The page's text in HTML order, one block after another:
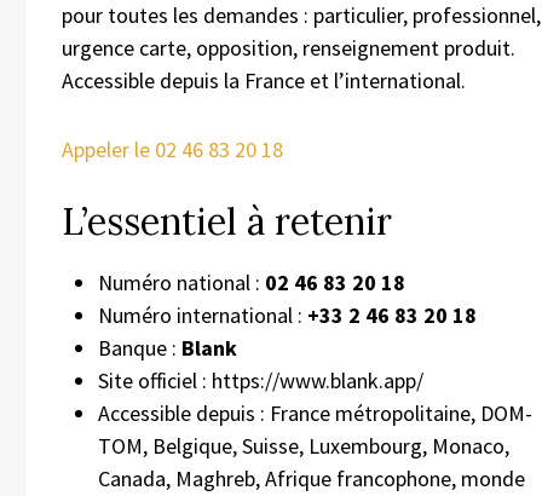
pour toutes les demandes : particulier, professionnel,
urgence carte, opposition, renseignement produit.
Accessible depuis la France et l’international.
Appeler le 02 46 83 20 18
L’essentiel à retenir
Numéro national : 02 46 83 20 18
Numéro international : +33 2 46 83 20 18
Banque : Blank
Site officiel : https://www.blank.app/
Accessible depuis : France métropolitaine, DOM-
TOM, Belgique, Suisse, Luxembourg, Monaco,
Canada, Maghreb, Afrique francophone, monde